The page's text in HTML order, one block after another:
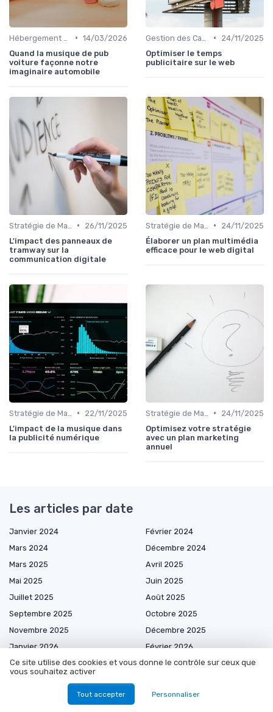
• 14/03/2026
Quand la musique de pub
voiture façonne notre
imaginaire automobile
•
24/11/2025
Optimiser le temps
publicitaire sur le web
•
26/11/2025
L'impact des panneaux de
tramway sur la
communication digitale
•
24/11/2025
Élaborer un plan multimédia
efficace pour le web digital
•
22/11/2025
L'impact de la musique dans
la publicité numérique
•
24/11/2025
Optimisez votre stratégie
avec un plan marketing
annuel
Les articles par date
Janvier 2024
Février 2024
Mars 2024
Décembre 2024
Mars 2025
Avril 2025
Mai 2025
Juin 2025
Juillet 2025
Août 2025
Septembre 2025
Octobre 2025
Novembre 2025
Décembre 2025
Janvier 2026
Février 2026
Mars 2026
Avril 2026
Août 2026
Ce site utilise des cookies et vous donne le contrôle sur ceux que
vous souhaitez activer
Tout accepter Personnaliser